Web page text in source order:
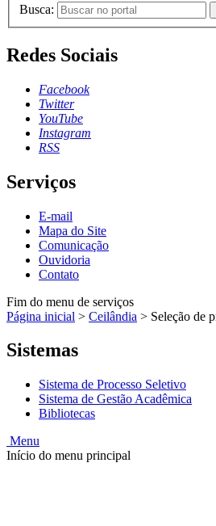
Busca:
Redes Sociais
Facebook
Twitter
YouTube
Instagram
RSS
Serviços
E-mail
Mapa do Site
Comunicação
Ouvidoria
Contato
Fim do menu de serviços
Página inicial > Ceilândia > Seleção de
Sistemas
Sistema de Processo Seletivo
Sistema de Gestão Acadêmica
Bibliotecas
Menu
Início do menu principal